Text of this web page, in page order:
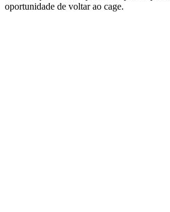
oportunidade de voltar ao cage.